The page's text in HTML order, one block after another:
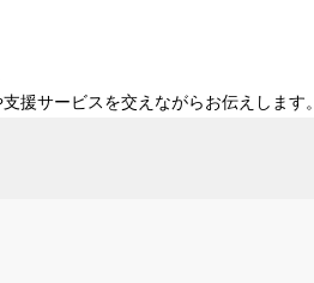
援サービスを交えながらお伝えします。